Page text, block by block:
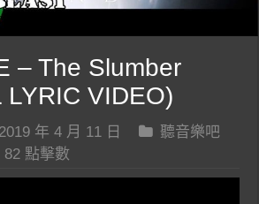
– The Slumber
LYRIC VIDEO)
2019 年 4 月 11 日
聽音樂吧
82 點擊數